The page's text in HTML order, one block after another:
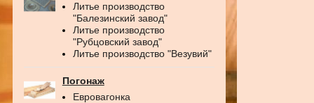
Литье производство
"Балезинский завод"
Литье производство
"Рубцовский завод"
Литье производство "Везувий"
Погонаж
Евровагонка